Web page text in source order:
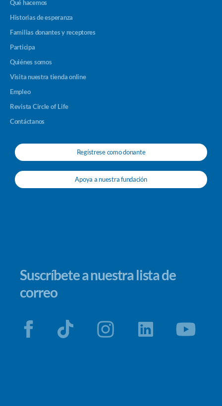
Qué hacemos
Historias de esperanza
Familias donantes y receptores
Participa
Quiénes somos
Visita nuestra tienda online
Empleo
Revista Circle of Life
Contáctanos
Regístrese como donante
Apoya a nuestra fundación
Suscríbete a nuestra lista de
correo